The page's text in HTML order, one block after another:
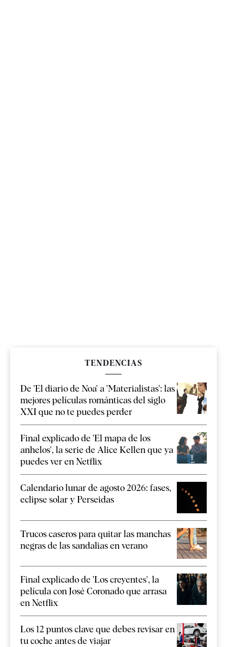
TENDENCIAS
De 'El diario de Noa' a 'Materialistas': las
mejores películas románticas del siglo
XXI que no te puedes perder
Final explicado de 'El mapa de los
anhelos', la serie de Alice Kellen que ya
puedes ver en Netflix
Calendario lunar de agosto 2026: fases,
eclipse solar y Perseidas
Trucos caseros para quitar las manchas
negras de las sandalias en verano
Final explicado de 'Los creyentes', la
película con José Coronado que arrasa
en Netflix
Los 12 puntos clave que debes revisar en
tu coche antes de viajar